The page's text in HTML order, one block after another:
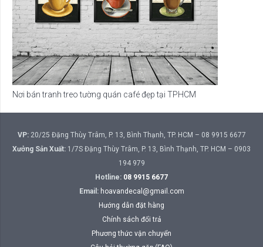
Nơi bán tranh treo tường quán café đẹp tại TPHCM
VP:20/25 Đặng Thùy Trâm, P. 13, Bình Thạnh, TP. HCM – 08 9915 6677
Xưởng Sản Xuất: 1/7S Đặng Thùy Trâm, P. 13, Bình Thạnh, TP. HCM – 0903
194 979
Hotline: 08 9915 6677
Email: hoavandecal@gmail.com
Hướng dẫn đặt hàng
Chính sách đổi trả
Phương thức vận chuyển